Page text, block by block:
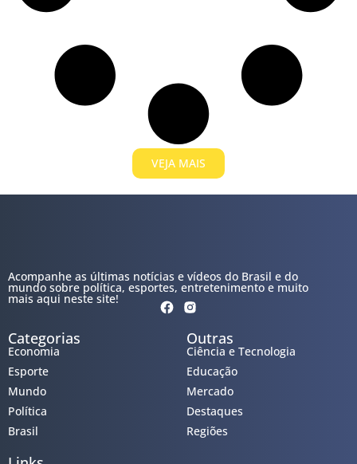
VEJA MAIS
Acompanhe as últimas notícias e vídeos do Brasil e do
mundo sobre política, esportes, entretenimento e muito
mais aqui neste site!
Categorias
Economia
Esporte
Mundo
Política
Brasil
Outras
Ciência e Tecnologia
Educação
Mercado
Destaques
Regiões